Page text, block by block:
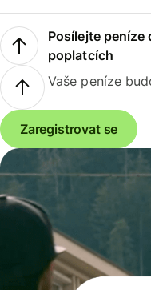
Posílejte peníze
poplatcích
Vaše peníze
Zaregistrovat se